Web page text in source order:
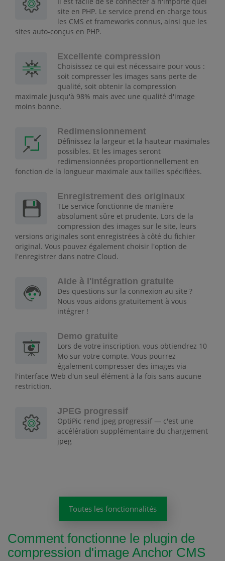
site en PHP. Le service prend en charge tous
les CMS et frameworks connus, ainsi que les
sites auto-conçus en PHP.
Excellente compression
Choisissez ce qui est nécessaire pour vous :
soit compresser les images sans perte de
qualité, soit obtenir la compression
maximale jusqu'à 98% mais avec une qualité d'image
moins bonne.
Redimensionnement
Définissez la largeur et la hauteur maximales
possibles. Et les images seront
redimensionnées proportionnellement en
fonction de la longueur maximale aux tailles spécifiées.
Enregistrement des originaux
TLe service fonctionne de manière
absolument sûre et prudente. Lors de la
compression des images sur le site, leurs
versions originales sont enregistrées à côté du fichier
original. Vous pouvez également choisir l'option de
l'enregistrer dans notre Cloud.
Aide à l'intégration gratuite
Des questions sur la connexion au site ?
Nous vous aidons gratuitement à vous
intégrer !
Demo gratuite
Lors de votre inscription, vous obtiendrez 10
Mo sur votre compte. Vous pourrez
également compresser des images via
l'interface Web d'un seul élément à la fois sans aucune
restriction.
JPEG progressif
OptiPic rend jpeg progressif — c'est une
accélération supplémentaire du chargement
jpeg
Toutes les fonctionnalités
Comment fonctionne le plugin de
compression d'image Anchor CMS